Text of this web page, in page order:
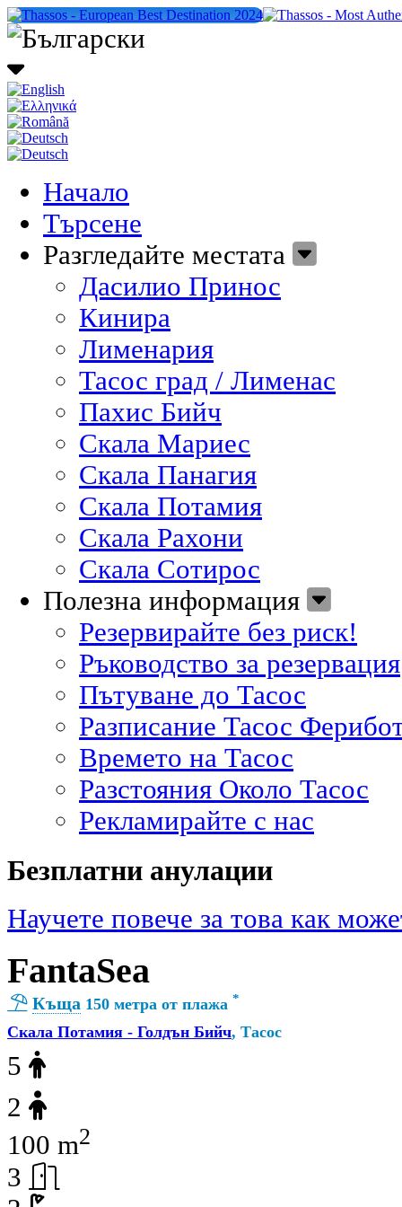
Начало
Търсене
Разгледайте местата
Дасилио Принос
Кинира
Лименария
Тасос град / Лименас
Пахис Бийч
Скала Мариес
Скала Панагия
Скала Потамия
Скала Рахони
Скала Сотирос
Полезна информация
Резервирайте без риск!
Ръководство за резервация
Пътуване до Тасос
Разписание Тасос
Времето на Тасос
Разстояния Около Тасос
Рекламирайте с нас
Безплатни анулации
Научете повече за това как
FantaSea
Къща 150 метра от плажа *
Скала Потамия - Голдън Бийч, Тасос
5
2
100 m2
3